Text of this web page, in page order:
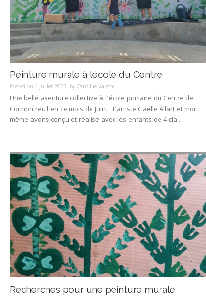
Peinture murale à l’école du Centre
Posted on4 juillet 2025 byCaroline Valette
Une belle aventure collective à l’école primaire du Centre de
Cormontreuil en ce mois de Juin. . L’artiste Gaëlle Allart et moi
même avons conçu et réalisé avec les enfants de 4 cla...
Recherches pour une peinture murale